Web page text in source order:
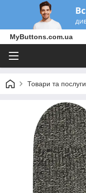
MyButtons.com.ua
Товари та послуги